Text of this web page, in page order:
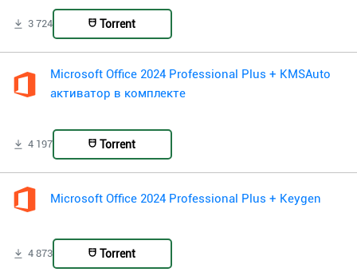
3 724 Torrent
Microsoft Office 2024 Professional Plus + KMSAuto
активатор в комплекте
4 197 Torrent
Microsoft Office 2024 Professional Plus + Keygen
4 873 Torrent